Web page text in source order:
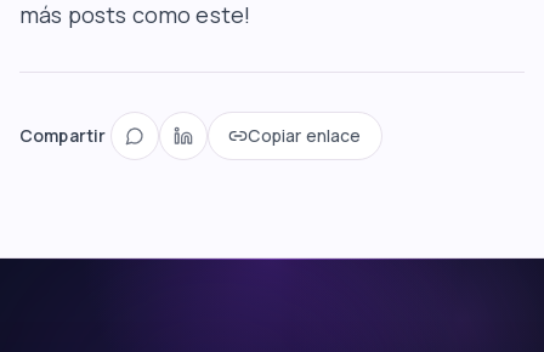
más posts como este!
Compartir Copiar enlace